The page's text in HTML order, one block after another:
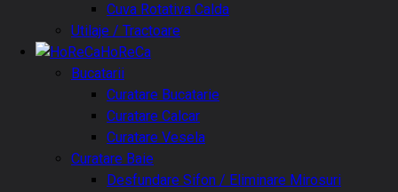
Cuva Rotativa Calda
Utilaje / Tractoare
HoReCa
Bucatarii
Curatare Bucatarie
Curatare Calcar
Curatare Vesela
Curatare Baie
Desfundare Sifon / Eliminare Mirosuri